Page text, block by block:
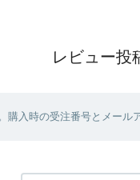
レビュー投
購入時の受注番号とメール